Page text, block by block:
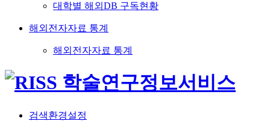
대학별 해외DB 구독현황
해외전자자료 통계
해외전자자료 통계
검색환경설정